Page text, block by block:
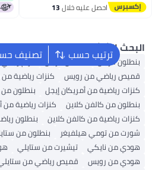
احصل عليه خلال13
اغسطس
ترتيب حسب تصنيف حسب الشائع
للرجال قمصان للرجال حزام رجالي
رياضي من رويس
كنزات رياضية من ستايلي
رياضية من أمريكان إيجل
بنطلون من تومي
من كالفن كلاين
كنزات رياضية من أديداس
رياضية من كالفن كلاين
بنطلون رياضي من
من تومي هيلفيغر
بنطلون من ستايلي
من نايكي
تيشيرت من ستايلي
هودي من
من رويس
قميص رياضي من ستايلي